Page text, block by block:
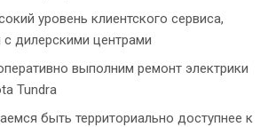
уровень клиентского сервиса,
дилерскими центрами
выполним ремонт электрики
Tundra
быть территориально доступнее к